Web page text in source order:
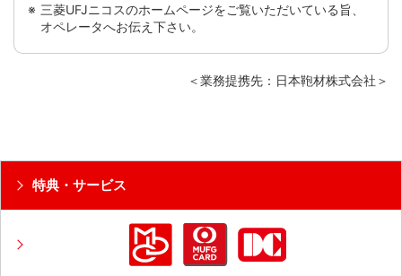
三菱UFJニコスのホームページをご覧いただいている旨、
オペレータへお伝え下さい。
＜業務提携先：日本鞄材株式会社＞
特典・サービス